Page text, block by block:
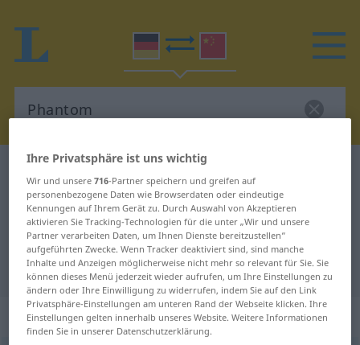
Deutsch-Chinesisch Wörterbuch
Deutsch-Chinesisch Übersetzung
für "Phantom"
"Phantom" Chinesisch Übersetzung
„Phantom“: Neutrum
Ihre Privatsphäre ist uns wichtig
Wir und unsere716-Partner speichern und greifen auf
personenbezogene Daten wie Browserdaten oder eindeutige
Kennungen auf Ihrem Gerät zu. Durch Auswahl von Akzeptieren
aktivieren Sie Tracking-Technologien für die unter „Wir und unsere
Partner verarbeiten Daten, um Ihnen Dienste bereitzustellen“
aufgeführten Zwecke. Wenn Tracker deaktiviert sind, sind manche
Inhalte und Anzeigen möglicherweise nicht mehr so relevant für Sie. Sie
können dieses Menü jederzeit wieder aufrufen, um Ihre Einstellungen zu
ändern oder Ihre Einwilligung zu widerrufen, indem Sie auf den Link
Privatsphäre-Einstellungen am unteren Rand der Webseite klicken. Ihre
Einstellungen gelten innerhalb unseres Website. Weitere Informationen
finden Sie in unserer Datenschutzerklärung.